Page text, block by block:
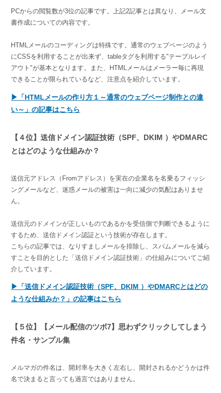
PCからの閲覧数が3位の記事です。上記2記事とは異なり、メール文
書作成についての内容です。
HTMLメールのコーディングは特殊です。通常のウェブページのよう
にCSSを利用することが出来ず、tableタグを利用する"テーブルレイ
アウト"が基本となります。また、HTMLメールはメーラー毎に再現
できることが限られているなど、注意点を紹介しています。
▶「HTMLメールの作り方１～通常のウェブページ制作との違
い～」の記事はこちら
【４位】送信ドメイン認証技術（SPF、DKIM ）やDMARC
とはどのような仕組みか？
送信元アドレス（Fromアドレス）を実在の企業名を名乗るフィッシ
ングメールなど、迷惑メールの被害は一向に減少の気配はありませ
ん。
送信元のドメインが正しいものであるかを受信側で判断できるように
するため、送信ドメイン認証という技術が存在します。
こちらの記事では、なりすましメールを排除し、スパムメールを減ら
すことを目的とした「送信ドメイン認証技術」の仕組みについてご紹
介しています。
▶「送信ドメイン認証技術（SPF、DKIM ）やDMARCとはどの
ような仕組みか？」の記事はこちら
【５位】【メール配信のツボ7】思わずクリックしてしまう
件名・サンプル集
メルマガの件名は、開封率を大きく左右し、開封されるかどうかは件
名で決まると言っても過言ではありません。